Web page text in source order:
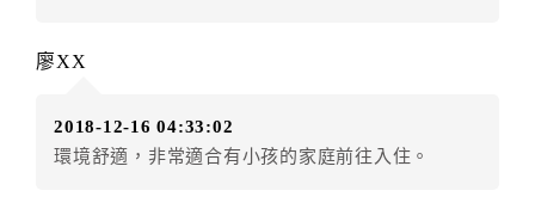
店客滿，敬請及早計畫，如逾時未提出申辦，視同無條
．每筆訂單異動限定乙次，限原訂飯店，異動完成後不
得辦理取消退款。
廖XX
2018-12-16 04:33:02
環境舒適，非常適合有小孩的家庭前往入住。